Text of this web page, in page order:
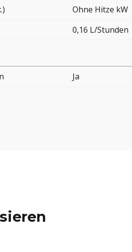
Ohne Hitze kW
0,16 L/Stunden
Ja